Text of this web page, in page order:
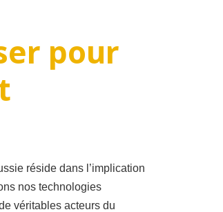
pour
réside dans l’implication
nos technologies
véritables acteurs du